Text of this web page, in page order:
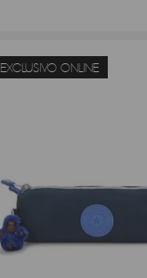
EXCLUSIVO ONLINE